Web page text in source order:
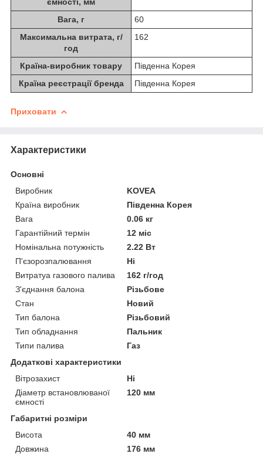
Вага, г
60
Максимальна витрата, г/
год
162
Країна-виробник товару
Південна Корея
Країна реєстрації бренда
Південна Корея
Приховати
Характеристики
Основні
Виробник
KOVEA
Країна виробник
Південна Корея
Вага
0.06 кг
Гарантійний термін
12 міс
Номінальна потужність
2.22 Вт
П'єзорозпалювання
Ні
Витратуа газового палива
162 г/год
З'єднання балона
Різьбове
Стан
Новий
Тип балона
Різьбовий
Тип обладнання
Пальник
Типи палива
Газ
Додаткові характеристики
Вітрозахист
Ні
Діаметр встановлюваної
ємності
120 мм
Габаритні розміри
Висота
40 мм
Довжина
176 мм